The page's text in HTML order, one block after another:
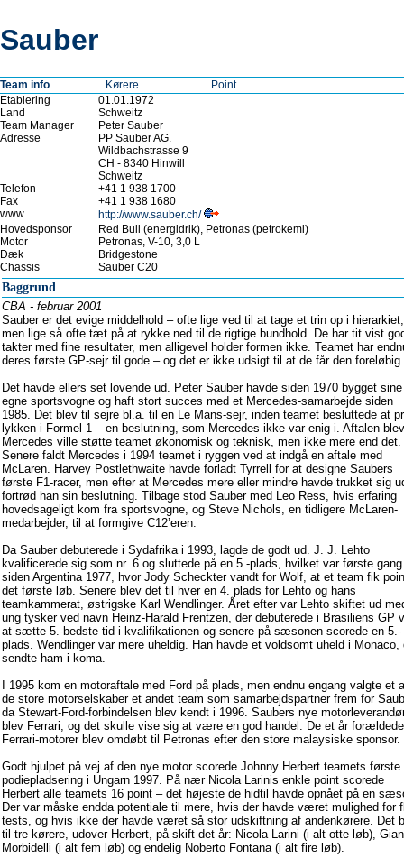
Sauber
Team info Kørere
Point
Etablering
01.01.1972
Land
Schweitz
Team Manager
Peter Sauber
Adresse
PP Sauber AG.
Wildbachstrasse 9
CH - 8340 Hinwill
Schweitz
Telefon
+41 1 938 1700
Fax
+41 1 938 1680
www
http://www.sauber.ch/
Hovedsponsor
Red Bull (energidrik), Petronas (petrokemi)
Motor
Petronas, V-10, 3,0 L
Dæk
Bridgestone
Chassis
Sauber C20
Baggrund
CBA - februar 2001
Sauber er det evige middelhold – ofte lige ved til at tage et trin op i hierarkiet,
men lige så ofte tæt på at rykke ned til de rigtige bundhold. De har tit vist
takter med fine resultater, men alligevel holder formen ikke. Teamet har
deres første GP-sejr til gode – og det er ikke udsigt til at de får den foreløbig.
Det havde ellers set lovende ud. Peter Sauber havde siden 1970 bygget sine
egne sportsvogne og haft stort succes med et Mercedes-samarbejde siden
1985. Det blev til sejre bl.a. til en Le Mans-sejr, inden teamet besluttede at
lykken i Formel 1 – en beslutning, som Mercedes ikke var enig i. Aftalen
Mercedes ville støtte teamet økonomisk og teknisk, men ikke mere end det.
Senere faldt Mercedes i 1994 teamet i ryggen ved at indgå en aftale med
McLaren. Harvey Postlethwaite havde forladt Tyrrell for at designe Saubers
første F1-racer, men efter at Mercedes mere eller mindre havde trukket sig
fortrød han sin beslutning. Tilbage stod Sauber med Leo Ress, hvis erfaring
hovedsageligt kom fra sportsvogne, og Steve Nichols, en tidligere McLaren-
medarbejder, til at formgive C12’eren.
Da Sauber debuterede i Sydafrika i 1993, lagde de godt ud. J. J. Lehto
kvalificerede sig som nr. 6 og sluttede på en 5.-plads, hvilket var første gang
siden Argentina 1977, hvor Jody Scheckter vandt for Wolf, at et team fik
det første løb. Senere blev det til hver en 4. plads for Lehto og hans
teamkammerat, østrigske Karl Wendlinger. Året efter var Lehto skiftet ud
ung tysker ved navn Heinz-Harald Frentzen, der debuterede i Brasiliens GP
at sætte 5.-bedste tid i kvalifikationen og senere på sæsonen scorede en 5.-
plads. Wendlinger var mere uheldig. Han havde et voldsomt uheld i Monaco,
sendte ham i koma.
I 1995 kom en motoraftale med Ford på plads, men endnu engang valgte et
de store motorselskaber et andet team som samarbejdspartner frem for
da Stewart-Ford-forbindelsen blev kendt i 1996. Saubers nye
blev Ferrari, og det skulle vise sig at være en god handel. De et år forældede
Ferrari-motorer blev omdøbt til Petronas efter den store malaysiske sponsor.
Godt hjulpet på vej af den nye motor scorede Johnny Herbert teamets første
podiepladsering i Ungarn 1997. På nær Nicola Larinis enkle point scorede
Herbert alle teamets 16 point – det højeste de hidtil havde opnået på en
Der var måske endda potentiale til mere, hvis der havde været mulighed for
tests, og hvis ikke der havde været så stor udskiftning af andenkørere. Det
til tre kørere, udover Herbert, på skift det år: Nicola Larini (i alt otte løb),
Morbidelli (i alt fem løb) og endelig Noberto Fontana (i alt fire løb).